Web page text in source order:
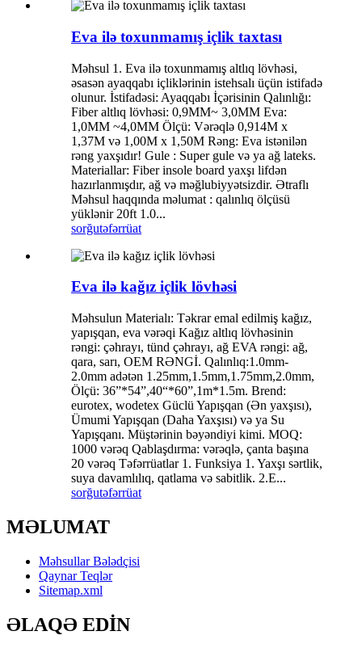
Eva ilə toxunmamış içlik taxtası
Məhsul 1. Eva ilə toxunmamış altlıq lövhəsi,
əsasən ayaqqabı içliklərinin istehsalı üçün istifadə
olunur. İstifadəsi: Ayaqqabı İçərisinin Qalınlığı:
Fiber altlıq lövhəsi: 0,9MM~ 3,0MM Eva:
1,0MM ~4,0MM Ölçü: Vərəqlə 0,914M x
1,37M və 1,00M x 1,50M Rəng: Eva istənilən
rəng yaxşıdır! Gule : Super gule və ya ağ lateks.
Materiallar: Fiber insole board yaxşı lifdən
hazırlanmışdır, ağ və məğlubiyyətsizdir. Ətraflı
Məhsul haqqında məlumat : qalınlıq ölçüsü
yüklənir 20ft 1.0...
sorğutəfərrüat
Eva ilə kağız içlik lövhəsi
Məhsulun Materialı: Təkrar emal edilmiş kağız,
yapışqan, eva vərəqi Kağız altlıq lövhəsinin
rəngi: çəhrayı, tünd çəhrayı, ağ EVA rəngi: ağ,
qara, sarı, OEM RƏNGİ. Qalınlıq:1.0mm-
2.0mm adətən 1.25mm,1.5mm,1.75mm,2.0mm,
Ölçü: 36”*54”,40“*60”,1m*1.5m. Brend:
eurotex, wodetex Güclü Yapışqan (Ən yaxşısı),
Ümumi Yapışqan (Daha Yaxşısı) və ya Su
Yapışqanı. Müştərinin bəyəndiyi kimi. MOQ:
1000 vərəq Qablaşdırma: vərəqlə, çanta başına
20 vərəq Təfərrüatlar 1. Funksiya 1. Yaxşı sərtlik,
suya davamlılıq, qatlama və sabitlik. 2.E...
sorğutəfərrüat
MƏLUMAT
Məhsullar Bələdçisi
Qaynar Teqlər
Sitemap.xml
ƏLAQƏ EDİN